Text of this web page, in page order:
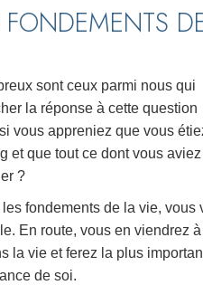
au monde
À
sont ceux parmi nous qui
la réponse à cette question
vous appreniez que vous
et que tout ce dont vous aviez
?
fondements de la vie, vous
En route, vous en viendrez à
la vie et ferez la plus
de soi.